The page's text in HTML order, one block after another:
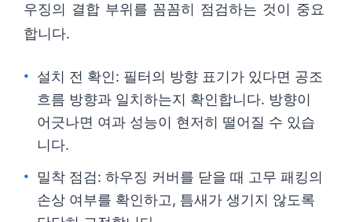
우징의 결합 부위를 꼼꼼히 점검하는 것이 중요
합니다.
설치 전 확인: 필터의 방향 표기가 있다면 공조
흐름 방향과 일치하는지 확인합니다. 방향이
어긋나면 여과 성능이 현저히 떨어질 수 있습
니다.
밀착 점검: 하우징 커버를 닫을 때 고무 패킹의
손상 여부를 확인하고, 틈새가 생기지 않도록